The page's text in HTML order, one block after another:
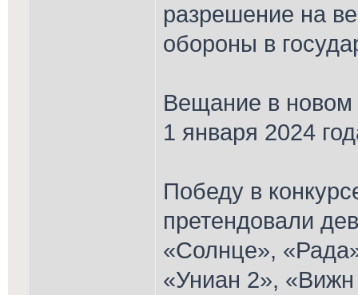
разрешение на
обороны в
Вещание в новом
1 января 2024
Победу в
претендовали
«Солнце»,
«Униан 2»,